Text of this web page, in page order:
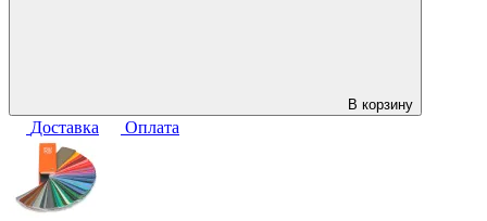
В корзину
Доставка Оплата